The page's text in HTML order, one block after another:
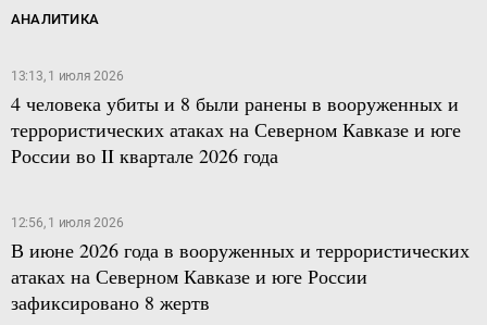
АНАЛИТИКА
13:13, 1 июля 2026
4 человека убиты и 8 были ранены в вооруженных и
террористических атаках на Северном Кавказе и юге
России во II квартале 2026 года
12:56, 1 июля 2026
В июне 2026 года в вооруженных и террористических
атаках на Северном Кавказе и юге России
зафиксировано 8 жертв